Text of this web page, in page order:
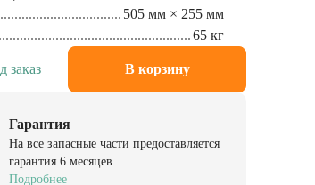
505 мм × 255 мм
65 кг
заказ В корзину
Гарантия
На все запасные части предоставляется
гарантия 6 месяцев
Подробнее